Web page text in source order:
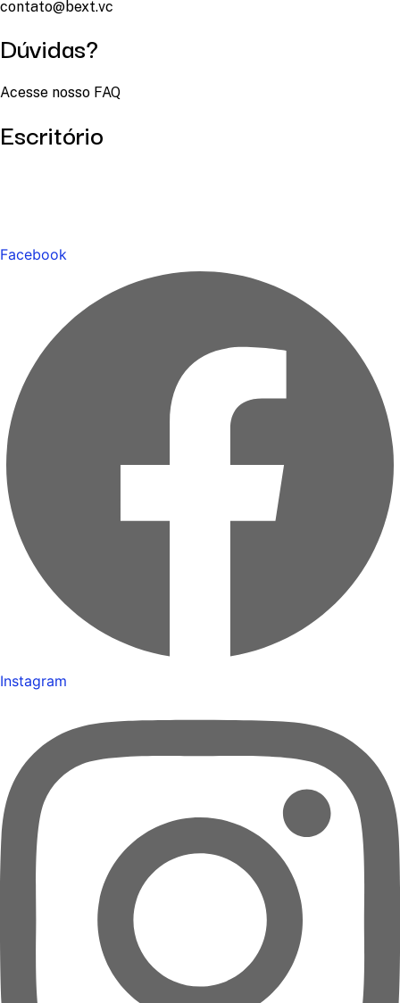
contato@bext.vc
Dúvidas?
Acesse nosso FAQ
Escritório
Facebook
Instagram